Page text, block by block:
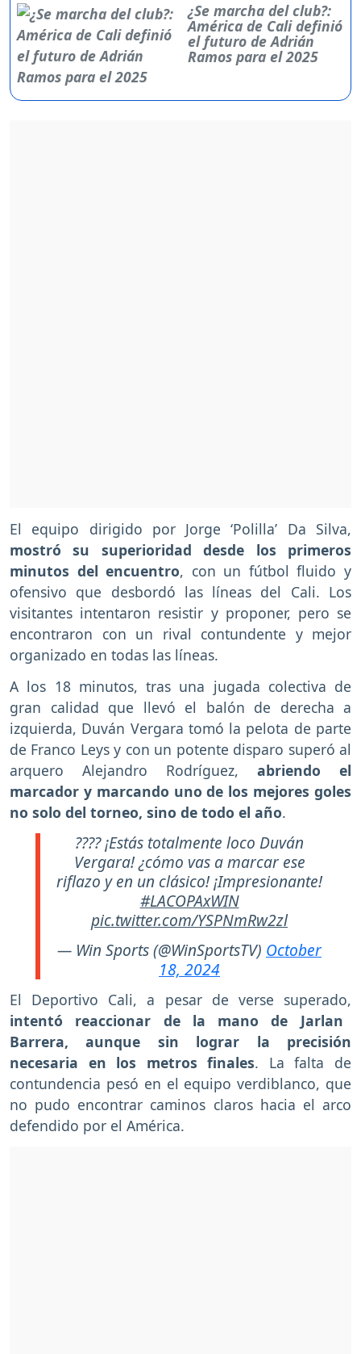
¿Se marcha del club?:
América de Cali definió
el futuro de Adrián
Ramos para el 2025
El equipo dirigido por Jorge ‘Polilla’ Da Silva,
mostró su superioridad desde los primeros
minutos del encuentro, con un fútbol fluido y
ofensivo que desbordó las líneas del Cali. Los
visitantes intentaron resistir y proponer, pero se
encontraron con un rival contundente y mejor
organizado en todas las líneas.
A los 18 minutos, tras una jugada colectiva de
gran calidad que llevó el balón de derecha a
izquierda, Duván Vergara tomó la pelota de parte
de Franco Leys y con un potente disparo superó al
arquero Alejandro Rodríguez, abriendo el
marcador y marcando uno de los mejores goles
no solo del torneo, sino de todo el año.
???? ¡Estás totalmente loco Duván
Vergara! ¿cómo vas a marcar ese
riflazo y en un clásico! ¡Impresionante!
#LACOPAxWIN
pic.twitter.com/YSPNmRw2zl
— Win Sports (@WinSportsTV) October
18, 2024
El Deportivo Cali, a pesar de verse superado,
intentó reaccionar de la mano de Jarlan
Barrera, aunque sin lograr la precisión
necesaria en los metros finales. La falta de
contundencia pesó en el equipo verdiblanco, que
no pudo encontrar caminos claros hacia el arco
defendido por el América.